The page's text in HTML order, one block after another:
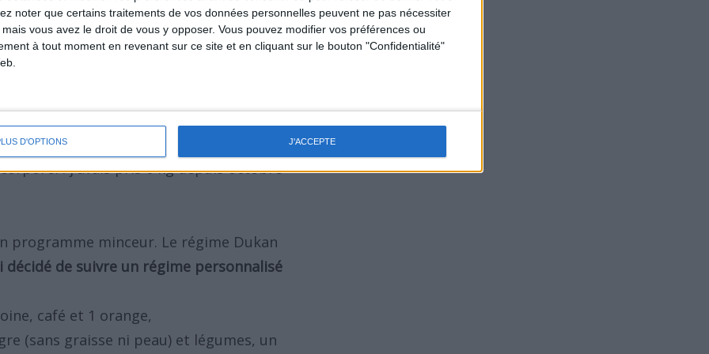
noter que certains traitements de vos données personnelles peuvent ne pas nécessiter
vous avez le droit de vous y opposer. Vous pouvez modifier vos préférences ou
à tout moment en revenant sur ce site et en cliquant sur le bouton "Confidentialité"
D'OPTIONS J'ACCEPTE
aux personnes qui m'entouraient si j'avais
dans l'affirmative !Les gens avaient
montée sur mon pèse-personne
: j'avais pris 6 kg depuis octobre
programme minceur. Le régime Dukan
décidé de suivre un régime personnalisé
café et 1 orange,
(sans graisse ni peau) et légumes, un